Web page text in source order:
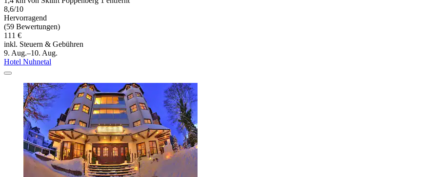
8,6/10
Hervorragend
(59 Bewertungen)
111 €
inkl. Steuern & Gebühren
9. Aug.–10. Aug.
Hotel Nuhnetal